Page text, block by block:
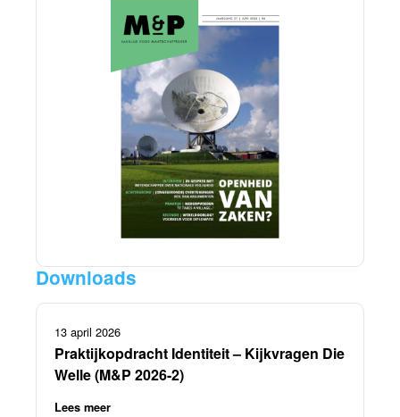
Downloads
13 april 2026
Praktijkopdracht Identiteit – Kijkvragen Die
Welle (M&P 2026-2)
Lees meer